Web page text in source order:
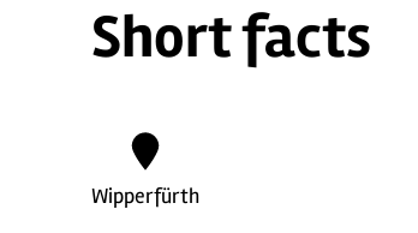
Short facts
Wipperfürth